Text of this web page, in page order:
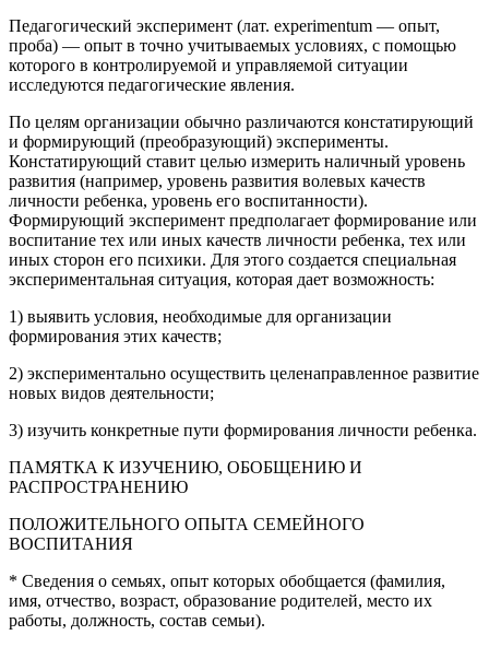
Педагогический эксперимент (лат. experimentum — опыт,
проба) — опыт в точно учитываемых условиях, с помощью
которого в контролируемой и управляемой ситуации
исследуются педагогические явления.
По целям организации обычно различаются констатирующий
и формирующий (преобразующий) эксперименты.
Констатирующий ставит целью измерить наличный уровень
развития (например, уровень развития волевых качеств
личности ребенка, уровень его воспитанности).
Формирующий эксперимент предполагает формирование или
воспитание тех или иных качеств личности ребенка, тех или
иных сторон его психики. Для этого создается специальная
экспериментальная ситуация, которая дает возможность:
1) выявить условия, необходимые для организации
формирования этих качеств;
2) экспериментально осуществить целенаправленное развитие
новых видов деятельности;
3) изучить конкретные пути формирования личности ребенка.
ПАМЯТКА К ИЗУЧЕНИЮ, ОБОБЩЕНИЮ И
РАСПРОСТРАНЕНИЮ
ПОЛОЖИТЕЛЬНОГО ОПЫТА СЕМЕЙНОГО
ВОСПИТАНИЯ
* Сведения о семьях, опыт которых обобщается (фамилия,
имя, отчество, возраст, образование родителей, место их
работы, должность, состав семьи).